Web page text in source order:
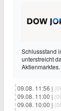
Schlussstand
unterstreicht
09.08. 11:56 |
09.08. 11:00 |
09.08. 10:00 |